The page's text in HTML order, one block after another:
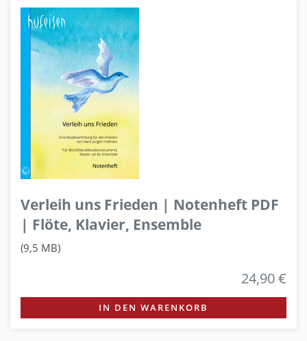
Verleih uns Frieden | Notenheft PDF
| Flöte, Klavier, Ensemble
(9,5 MB)
24,90 €
IN DEN WARENKORB